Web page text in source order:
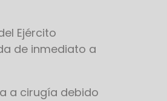
Ejército
de inmediato a
a cirugía debido